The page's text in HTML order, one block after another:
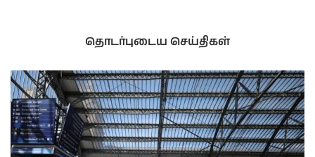
தொடர்புடைய செய்திகள்